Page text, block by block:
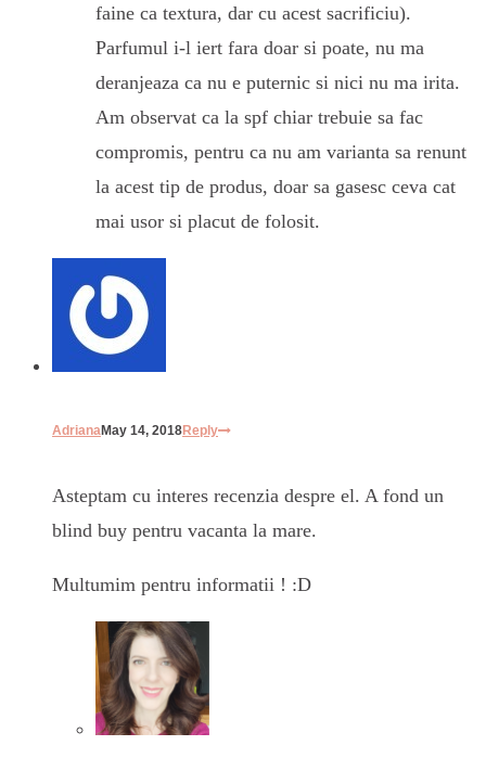
faine ca textura, dar cu acest sacrificiu).
Parfumul i-l iert fara doar si poate, nu ma
deranjeaza ca nu e puternic si nici nu ma irita.
Am observat ca la spf chiar trebuie sa fac
compromis, pentru ca nu am varianta sa renunt
la acest tip de produs, doar sa gasesc ceva cat
mai usor si placut de folosit.
AdrianaMay 14, 2018Reply
Asteptam cu interes recenzia despre el. A fond un
blind buy pentru vacanta la mare.
Multumim pentru informatii ! :D